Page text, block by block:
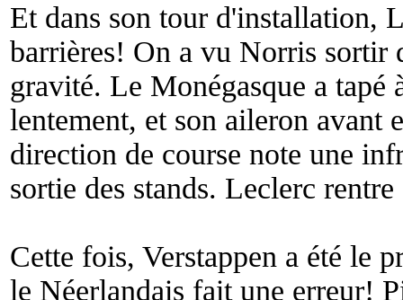
Et dans son tour d'installation,
barrières! On a vu Norris sortir
gravité. Le Monégasque a tapé
lentement, et son aileron avant
direction de course note une
sortie des stands. Leclerc rentre
Cette fois, Verstappen a été le
le Néerlandais fait une erreur!